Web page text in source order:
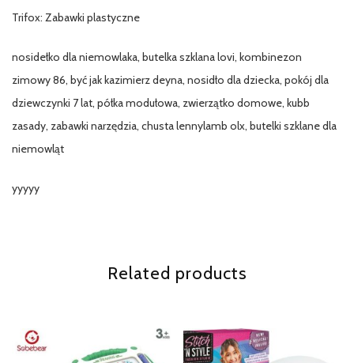
Trifox: Zabawki plastyczne
nosidełko dla niemowlaka, butelka szklana lovi, kombinezon
zimowy 86, być jak kazimierz deyna, nosidło dla dziecka, pokój dla
dziewczynki 7 lat, półka modułowa, zwierzątko domowe, kubb
zasady, zabawki narzędzia, chusta lennylamb olx, butelki szklane dla
niemowląt
yyyyy
Related products